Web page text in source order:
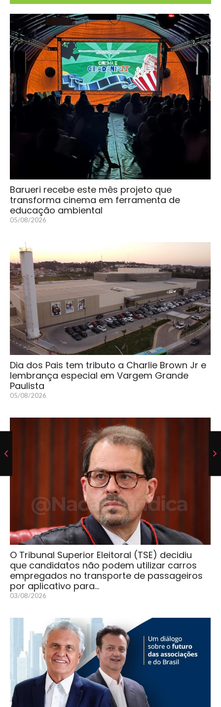
Barueri recebe este mês projeto que
transforma cinema em ferramenta de
educação ambiental
05/08/2026
Dia dos Pais tem tributo a Charlie Brown Jr e
lembrança especial em Vargem Grande
Paulista
05/08/2026
O Tribunal Superior Eleitoral (TSE) decidiu
que candidatos não podem utilizar carros
empregados no transporte de passageiros
por aplicativo para…
03/08/2026